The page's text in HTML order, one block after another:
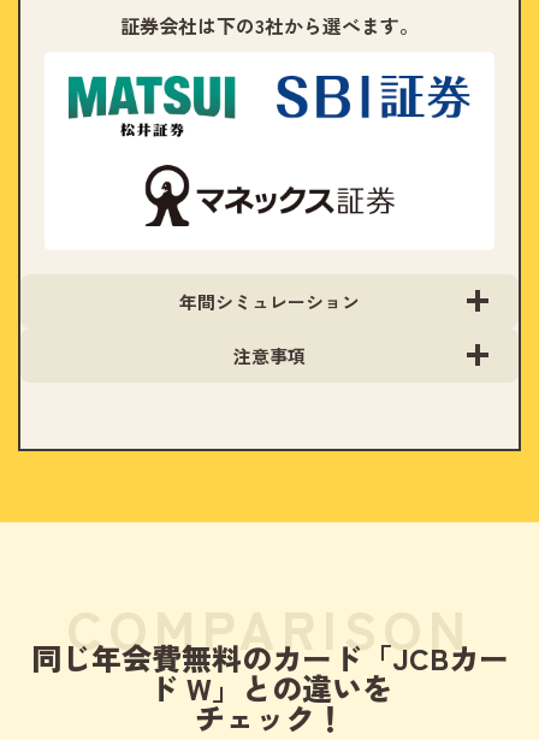
証券会社は下の3社から選べます。
年間シミュレーション
注意事項
COMPARISON
同じ年会費無料のカード 「JCBカー
ド W」との違いを
チェック！